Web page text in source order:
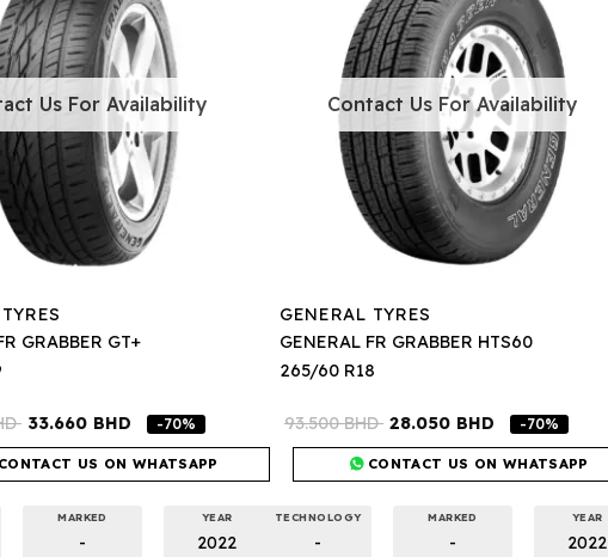
Contact Us For Availability
GENERAL TYRES
GENERAL FR GRABBER HTS60
265/60 R18
93.500BHD 28.050 BHD -70%
CONTACT US ON WHATSAPP
YEAR
2022
MARKED
-
TECHNOLOGY
-
Us For Availability
GRABBER GT+
33.660 BHD -70%
US ON WHATSAPP
YEAR
2022
MARKED
-